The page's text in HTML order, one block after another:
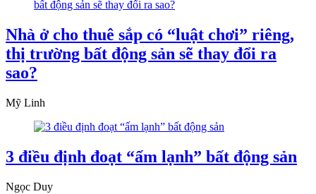
Nhà ở cho thuê sắp có “luật chơi” riêng,
thị trường bất động sản sẽ thay đổi ra
sao?
Mỹ Linh
3 điều định đoạt “ấm lạnh” bất động sản
Ngọc Duy